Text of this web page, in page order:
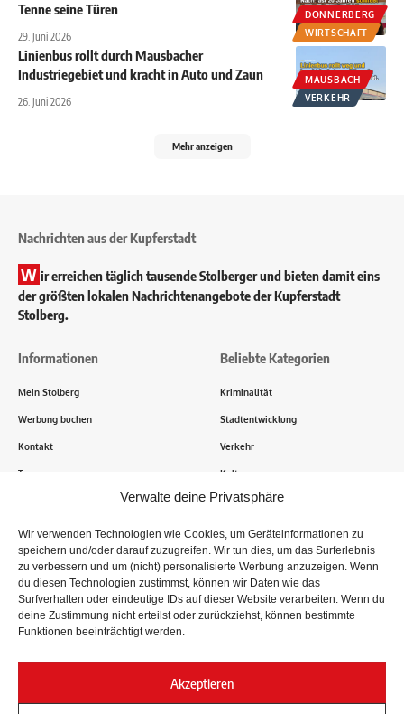
Verwalte deine Privatsphäre
Wir verwenden Technologien wie Cookies, um Geräteinformationen zu
speichern und/oder darauf zuzugreifen. Wir tun dies, um das Surferlebnis
zu verbessern und um (nicht) personalisierte Werbung anzuzeigen. Wenn
du diesen Technologien zustimmst, können wir Daten wie das
Surfverhalten oder eindeutige IDs auf dieser Website verarbeiten. Wenn du
deine Zustimmung nicht erteilst oder zurückziehst, können bestimmte
Funktionen beeinträchtigt werden.
Akzeptieren
DONNERBERG
WIRTSCHAFT
Tenne seine Türen
29. Juni 2026
MAUSBACH
VERKEHR
Linienbus rollt durch Mausbacher
Industriegebiet und kracht in Auto und Zaun
26. Juni 2026
Mehr anzeigen
Nachrichten aus der Kupferstadt
W ir erreichen täglich tausende Stolberger und bieten damit eins
der größten lokalen Nachrichtenangebote der Kupferstadt
Stolberg.
Informationen
Mein Stolberg
Werbung buchen
Kontakt
Transparenz
Beliebte Kategorien
Kriminalität
Stadtentwicklung
Verkehr
Kultur
Tausende Stolberger sind bereits dabei! Du sendest uns
Informationen, Bilder und Erlebnisse aus der Kupferstadt – Wir
recherchieren, sammeln Informationen und berichten!